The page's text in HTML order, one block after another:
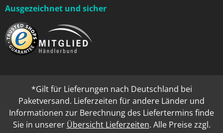
Ausgezeichnet und sicher
*Gilt für Lieferungen nach Deutschland bei
Paketversand. Lieferzeiten für andere Länder und
Informationen zur Berechnung des Liefertermins finde
Sie in unserer Übersicht Lieferzeiten. Alle Preise zzgl.